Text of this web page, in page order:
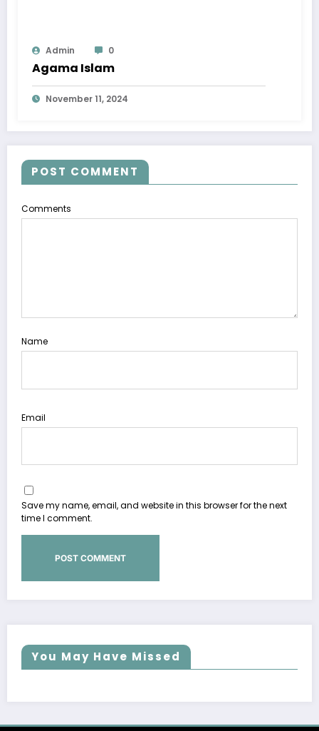
Admin 0
Agama Islam
November 11, 2024
POST COMMENT
Comments
Name
Email
Save my name, email, and website in this browser for the next
time I comment.
You May Have Missed